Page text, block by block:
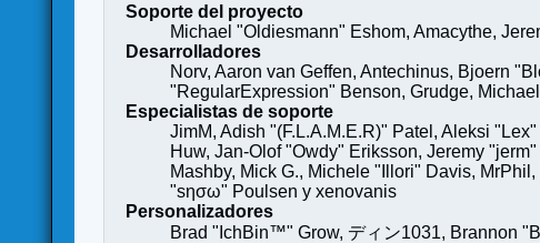
Soporte del proyecto
Michael "Oldiesmann" Eshom, Amacythe,
Desarrolladores
Norv, Aaron van Geffen, Antechinus, Bjoern
"RegularExpression" Benson, Grudge,
Especialistas de soporte
JimM, Adish "(F.L.A.M.E.R)" Patel, Aleksi
Huw, Jan-Olof "Owdy" Eriksson, Jeremy
Mashby, Mick G., Michele "Illori" Davis,
"sησω" Poulsen y xenovanis
Personalizadores
Brad "IchBin™" Grow, ディン1031, Brannon